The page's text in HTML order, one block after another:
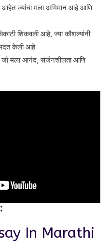
ज्यांचा मला अभिमान आहे आणि
शिकवली आहे, ज्या कौशल्यांनी
मदत केली आहे.
मला आनंद, सर्जनशीलता आणि
In Marathi